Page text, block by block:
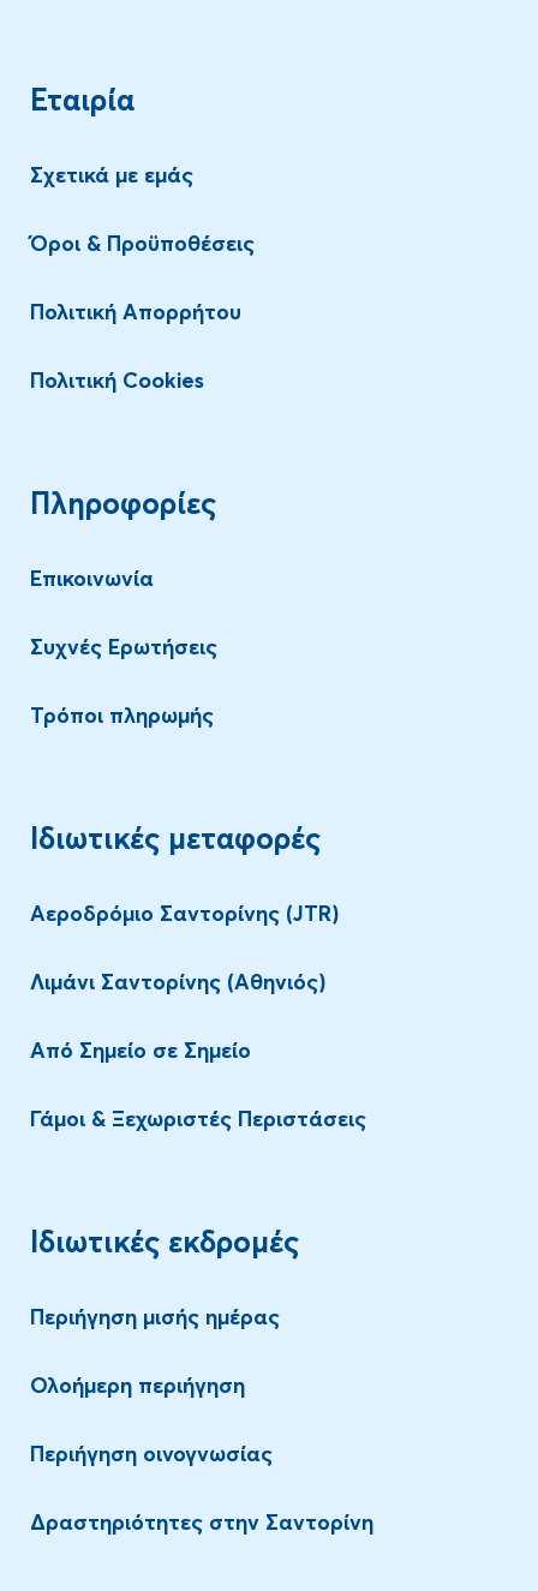
Εταιρία
Σχετικά με εμάς
Όροι & Προϋποθέσεις
Πολιτική Απορρήτου
Πολιτική Cookies
Πληροφορίες
Επικοινωνία
Συχνές Ερωτήσεις
Τρόποι πληρωμής
Ιδιωτικές μεταφορές
Αεροδρόμιο Σαντορίνης (JTR)
Λιμάνι Σαντορίνης (Αθηνιός)
Aπό Σημείο σε Σημείο
Γάμοι & Ξεχωριστές Περιστάσεις
Ιδιωτικές εκδρομές
Περιήγηση μισής ημέρας
Ολοήμερη περιήγηση
Περιήγηση οινογνωσίας
Δραστηριότητες στην Σαντορίνη